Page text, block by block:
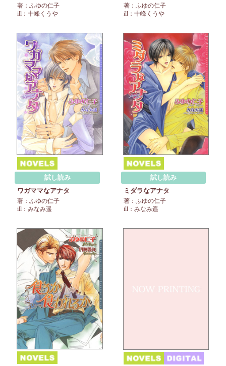
著：ふゆの仁子
ill：十峰くうや
著：ふゆの仁子
ill：十峰くうや
試し読み
ワガママなアナタ
著：ふゆの仁子
ill：みなみ遥
試し読み
ミダラなアナタ
著：ふゆの仁子
ill：みなみ遥